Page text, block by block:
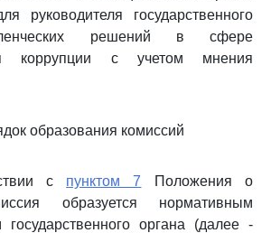
руководителя государственного
решений в сфере
коррупции с учетом мнения
образования комиссий
с пунктом 7 Положения о
образуется нормативным
органа (далее -